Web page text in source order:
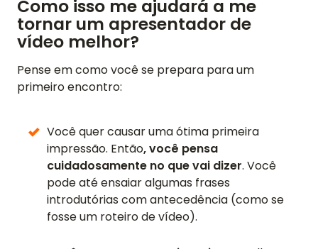
Como isso me ajudará a me
tornar um apresentador de
vídeo melhor?
Pense em como você se prepara para um
primeiro encontro:
Você quer causar uma ótima primeira
impressão. Então, você pensa
cuidadosamente no que vai dizer. Você
pode até ensaiar algumas frases
introdutórias com antecedência (como se
fosse um roteiro de vídeo).